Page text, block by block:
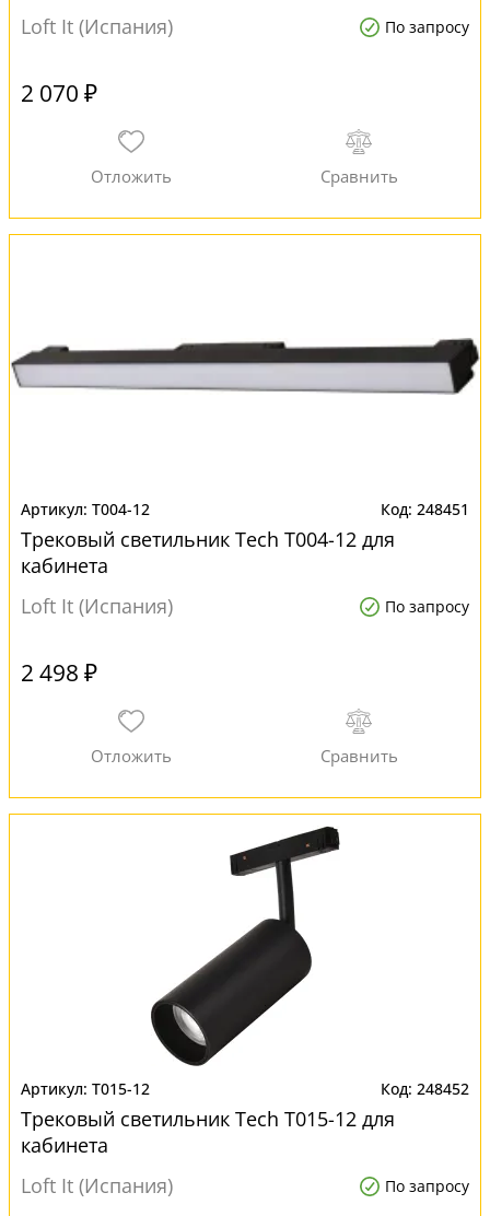
Loft It (Испания)
По запросу
2 070 ₽
T004-12 248451
Трековый светильник Tech T004-12 для
кабинета
Loft It (Испания)
По запросу
2 498 ₽
T015-12 248452
Трековый светильник Tech T015-12 для
кабинета
Loft It (Испания)
По запросу